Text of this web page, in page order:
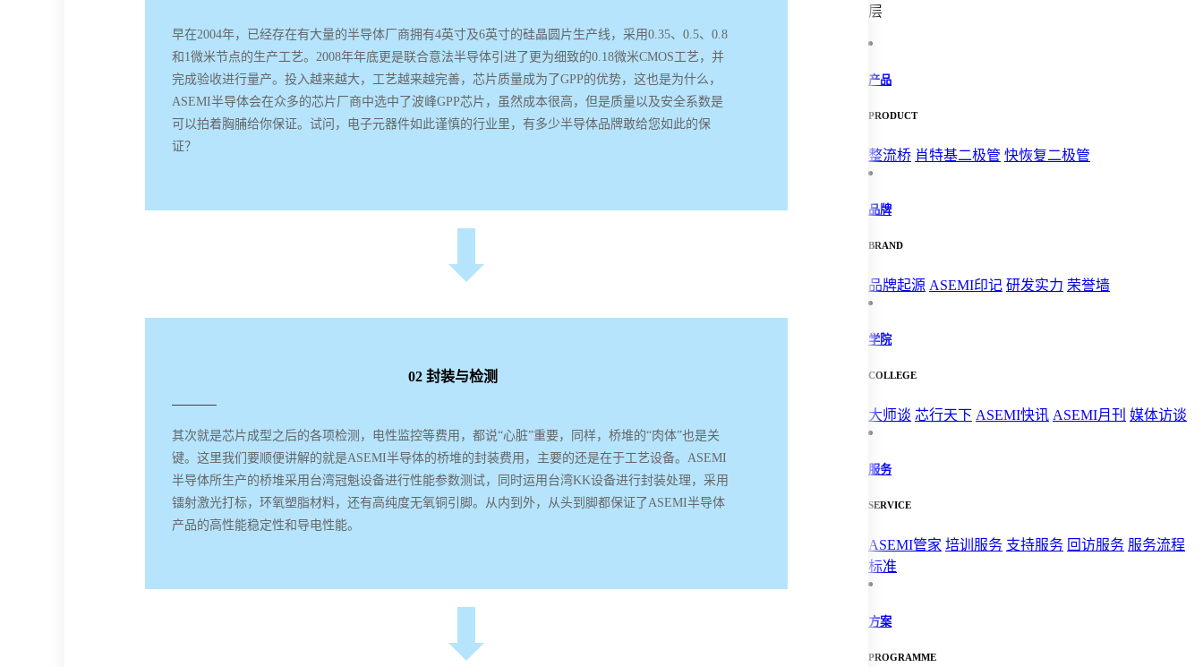
早在2004年，已经存在有大量的半导体厂商拥有4英寸及6英寸的硅晶圆片生产线，采用0.35、0.5、0.8
和1微米节点的生产工艺。2008年年底更是联合意法半导体引进了更为细致的0.18微米CMOS工艺，并
完成验收进行量产。投入越来越大，工艺越来越完善，芯片质量成为了GPP的优势，这也是为什么，
ASEMI半导体会在众多的芯片厂商中选中了波峰GPP芯片，虽然成本很高，但是质量以及安全系数是
可以拍着胸脯给你保证。试问，电子元器件如此谨慎的行业里，有多少半导体品牌敢给您如此的保
证？
02 封装与检测
其次就是芯片成型之后的各项检测，电性监控等费用，都说“心脏”重要，同样，桥堆的“肉体”也是关
键。这里我们要顺便讲解的就是ASEMI半导体的桥堆的封装费用，主要的还是在于工艺设备。ASEMI
半导体所生产的桥堆采用台湾冠魁设备进行性能参数测试，同时运用台湾KK设备进行封装处理，采用
镭射激光打标，环氧塑脂材料，还有高纯度无氧铜引脚。从内到外，从头到脚都保证了ASEMI半导体
产品的高性能稳定性和导电性能。
层
产品
PRODUCT
整流桥 肖特基二极管 快恢复二极管
品牌
BRAND
品牌起源 ASEMI印记 研发实力 荣誉墙
学院
COLLEGE
大师谈 芯行天下 ASEMI快讯 ASEMI月刊 媒体访谈
服务
SERVICE
ASEMI管家 培训服务 支持服务 回访服务 服务流程
标准
方案
PROGRAMME